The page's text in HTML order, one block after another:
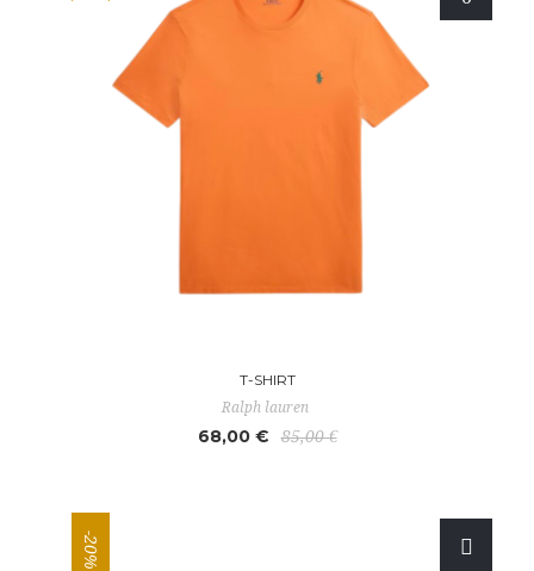
T-SHIRT
Ralph lauren
68,00 € 85,00 €
-20%